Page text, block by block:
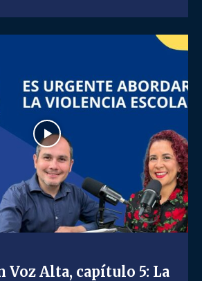
Voz Alta, capítulo 5: La